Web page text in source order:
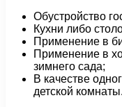
Обустройство
Кухни либо
Применение в
Применение в
зимнего сада;
В качестве
детской комнаты.